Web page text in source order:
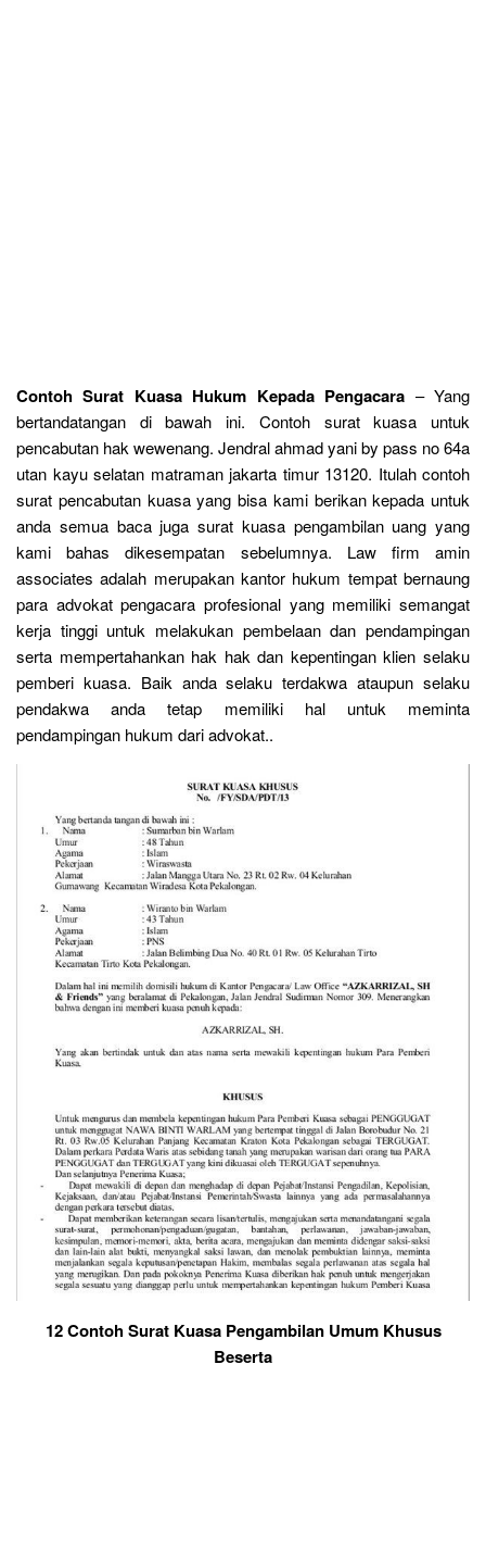
Contoh Surat Kuasa Hukum Kepada Pengacara – Yang
bertandatangan di bawah ini. Contoh surat kuasa untuk
pencabutan hak wewenang. Jendral ahmad yani by pass no 64a
utan kayu selatan matraman jakarta timur 13120. Itulah contoh
surat pencabutan kuasa yang bisa kami berikan kepada untuk
anda semua baca juga surat kuasa pengambilan uang yang
kami bahas dikesempatan sebelumnya. Law firm amin
associates adalah merupakan kantor hukum tempat bernaung
para advokat pengacara profesional yang memiliki semangat
kerja tinggi untuk melakukan pembelaan dan pendampingan
serta mempertahankan hak hak dan kepentingan klien selaku
pemberi kuasa. Baik anda selaku terdakwa ataupun selaku
pendakwa anda tetap memiliki hal untuk meminta
pendampingan hukum dari advokat..
12 Contoh Surat Kuasa Pengambilan Umum Khusus
Beserta